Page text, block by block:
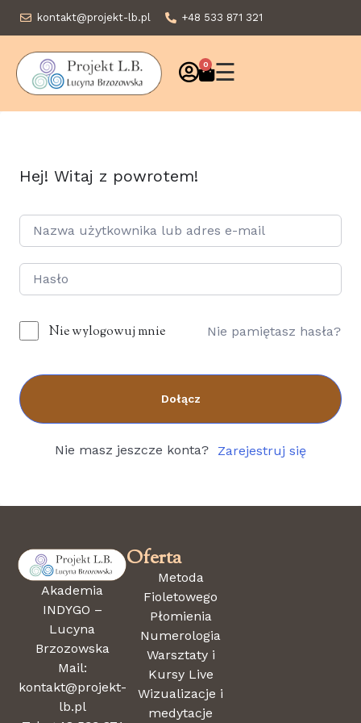
kontakt@projekt-lb.pl +48 533 871 321
0 ☰
Hej! Witaj z powrotem!
Nie wylogowuj mnie Nie pamiętasz hasła?
Dołącz
Nie masz jeszcze konta? Zarejestruj się
Akademia
INDYGO –
Lucyna
Brzozowska
Mail:
kontakt@projekt-
lb.pl
Oferta
Metoda
Fioletowego
Płomienia
Numerologia
Warsztaty i
Kursy Live
Wizualizacje i
medytacje